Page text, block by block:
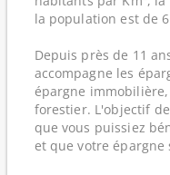
la population est de
Depuis près de 11
accompagne les
épargne immobilière,
forestier. L'objectif
que vous puissiez
et que votre